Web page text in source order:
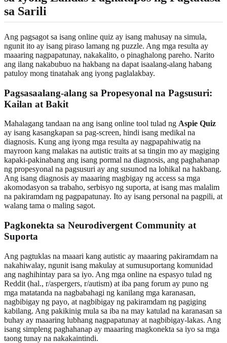
sa Sarili
Ang pagsagot sa isang online quiz ay isang mahusay na simula,
ngunit ito ay isang piraso lamang ng puzzle. Ang mga resulta ay
maaaring nagpapatunay, nakakalito, o pinaghalong pareho. Narito
ang ilang nakabubuo na hakbang na dapat isaalang-alang habang
patuloy mong tinatahak ang iyong paglalakbay.
Pagsasaalang-alang sa Propesyonal na Pagsusuri:
Kailan at Bakit
Mahalagang tandaan na ang isang online tool tulad ng Aspie Quiz
ay isang kasangkapan sa pag-screen, hindi isang medikal na
diagnosis. Kung ang iyong mga resulta ay nagpapahiwatig na
mayroon kang malakas na autistic traits at sa tingin mo ay magiging
kapaki-pakinabang ang isang pormal na diagnosis, ang paghahanap
ng propesyonal na pagsusuri ay ang susunod na lohikal na hakbang.
Ang isang diagnosis ay maaaring magbigay ng access sa mga
akomodasyon sa trabaho, serbisyo ng suporta, at isang mas malalim
na pakiramdam ng pagpapatunay. Ito ay isang personal na pagpili, at
walang tama o maling sagot.
Pagkonekta sa Neurodivergent Community at
Suporta
Ang pagtuklas na maaari kang autistic ay maaaring pakiramdam na
nakahiwalay, ngunit isang makulay at sumusuportang komunidad
ang naghihintay para sa iyo. Ang mga online na espasyo tulad ng
Reddit (hal., r/aspergers, r/autism) at iba pang forum ay puno ng
mga matatanda na nagbabahagi ng kanilang mga karanasan,
nagbibigay ng payo, at nagbibigay ng pakiramdam ng pagiging
kabilang. Ang pakikinig mula sa iba na may katulad na karanasan sa
buhay ay maaaring lubhang nagpapatunay at nagbibigay-lakas. Ang
isang simpleng paghahanap ay maaaring magkonekta sa iyo sa mga
taong tunay na nakakaintindi.